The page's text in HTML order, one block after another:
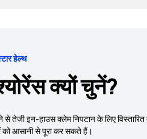
हेल्थ
क्यों चुनें?
तेजी इन-हाउस क्लेम निपटान के लिए
आसानी से पूरा कर सकते हैं।